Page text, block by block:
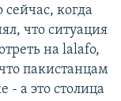
когда
что ситуация
на lalafo,
пакистанцам
- а это столица